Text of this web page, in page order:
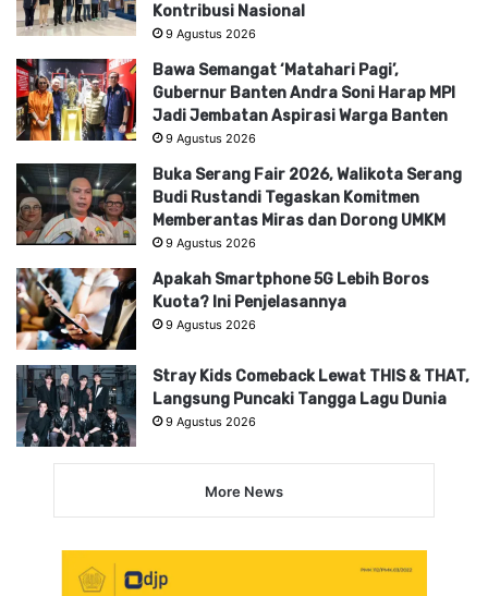
Kontribusi Nasional
9 Agustus 2026
Bawa Semangat ‘Matahari Pagi’,
Gubernur Banten Andra Soni Harap MPI
Jadi Jembatan Aspirasi Warga Banten
9 Agustus 2026
Buka Serang Fair 2026, Walikota Serang
Budi Rustandi Tegaskan Komitmen
Memberantas Miras dan Dorong UMKM
9 Agustus 2026
Apakah Smartphone 5G Lebih Boros
Kuota? Ini Penjelasannya
9 Agustus 2026
Stray Kids Comeback Lewat THIS & THAT,
Langsung Puncaki Tangga Lagu Dunia
9 Agustus 2026
More News